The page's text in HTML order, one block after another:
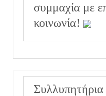
συμμαχία με
κοινωνία!